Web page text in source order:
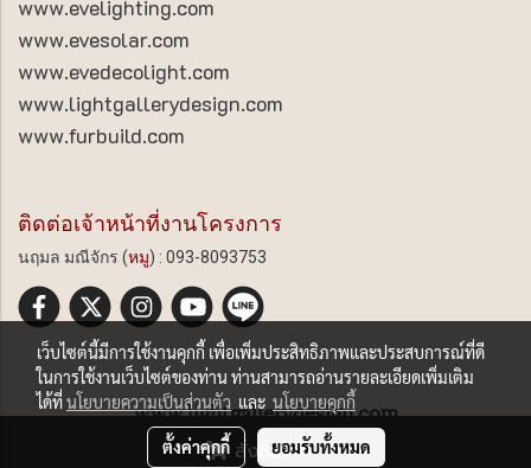
สั่งซื้อสินค้า
www.evelighting.com
www.evesolar.com
www.evedecolight.com
www.lightgallerydesign.com
www.furbuild.com
ติดต่อเจ้าหน้าที่งานโครงการ
นฤมล มณีจักร (หมู) : 093-8093753
www.lightgallerydesign.com
ผู้เข้าชมวันนี้ 744
เว็บไซต์นี้มีการใช้งานคุกกี้ เพื่อเพิ่มประสิทธิภาพและประสบการณ์ที่ดี
ในการใช้งานเว็บไซต์ของท่าน ท่านสามารถอ่านรายละเอียดเพิ่มเติม
ได้ที่นโยบายความเป็นส่วนตัว และ นโยบายคุกกี้
ตั้งค่าคุกกี้ ยอมรับทั้งหมด